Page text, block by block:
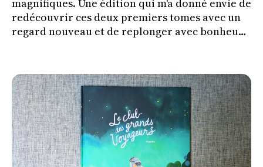
magnifiques. Une édition qui m'a donné envie de
redécouvrir ces deux premiers tomes avec un
regard nouveau et de replonger avec bonheur